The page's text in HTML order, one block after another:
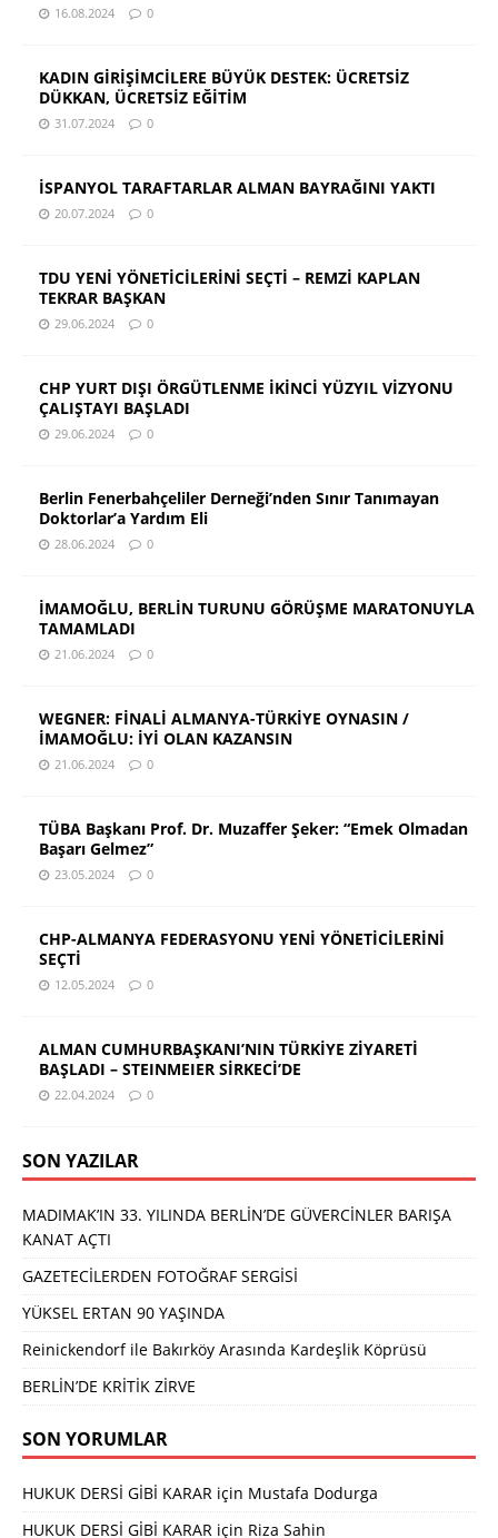
16.08.2024 0
KADIN GİRİŞİMCİLERE BÜYÜK DESTEK: ÜCRETSİZ
DÜKKAN, ÜCRETSİZ EĞİTİM
31.07.2024 0
İSPANYOL TARAFTARLAR ALMAN BAYRAĞINI YAKTI
20.07.2024 0
TDU YENİ YÖNETİCİLERİNİ SEÇTİ – REMZİ KAPLAN
TEKRAR BAŞKAN
29.06.2024 0
CHP YURT DIŞI ÖRGÜTLENME İKİNCİ YÜZYIL VİZYONU
ÇALIŞTAYI BAŞLADI
29.06.2024 0
Berlin Fenerbahçeliler Derneği’nden Sınır Tanımayan
Doktorlar’a Yardım Eli
28.06.2024 0
İMAMOĞLU, BERLİN TURUNU GÖRÜŞME MARATONUYLA
TAMAMLADI
21.06.2024 0
WEGNER: FİNALİ ALMANYA-TÜRKİYE OYNASIN /
İMAMOĞLU: İYİ OLAN KAZANSIN
21.06.2024 0
TÜBA Başkanı Prof. Dr. Muzaffer Şeker: “Emek Olmadan
Başarı Gelmez”
23.05.2024 0
CHP-ALMANYA FEDERASYONU YENİ YÖNETİCİLERİNİ
SEÇTİ
12.05.2024 0
ALMAN CUMHURBAŞKANI’NIN TÜRKİYE ZİYARETİ
BAŞLADI – STEINMEIER SİRKECİ’DE
22.04.2024 0
SON YAZILAR
MADIMAK’IN 33. YILINDA BERLİN’DE GÜVERCİNLER BARIŞA
KANAT AÇTI
GAZETECİLERDEN FOTOĞRAF SERGİSİ
YÜKSEL ERTAN 90 YAŞINDA
Reinickendorf ile Bakırköy Arasında Kardeşlik Köprüsü
BERLİN’DE KRİTİK ZİRVE
SON YORUMLAR
HUKUK DERSİ GİBİ KARAR için Mustafa Dodurga
HUKUK DERSİ GİBİ KARAR için Riza Sahin